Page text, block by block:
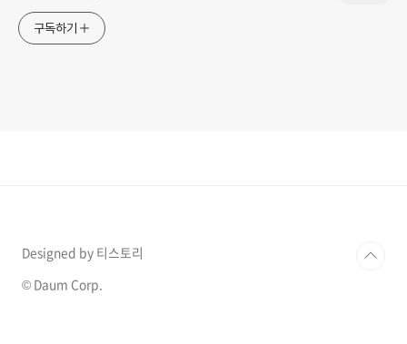
구독하기
Designed by 티스토리
© Daum Corp.